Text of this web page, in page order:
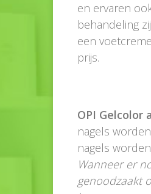
en ervaren
behandeling
een
prijs.
OPI Gelcolor
nagels
nagels
Wanneer er
genoodzaakt